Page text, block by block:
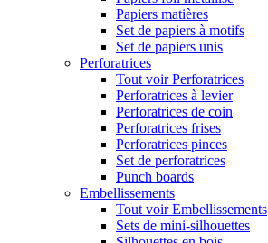
Papiers matières
Set de papiers à motifs
Set de papiers unis
Perforatrices
Tout voir Perforatrices
Perforatrices à levier
Perforatrices de coin
Perforatrices frises
Perforatrices pinces
Set de perforatrices
Punch boards
Embellissements
Tout voir Embellissements
Sets de mini-silhouettes